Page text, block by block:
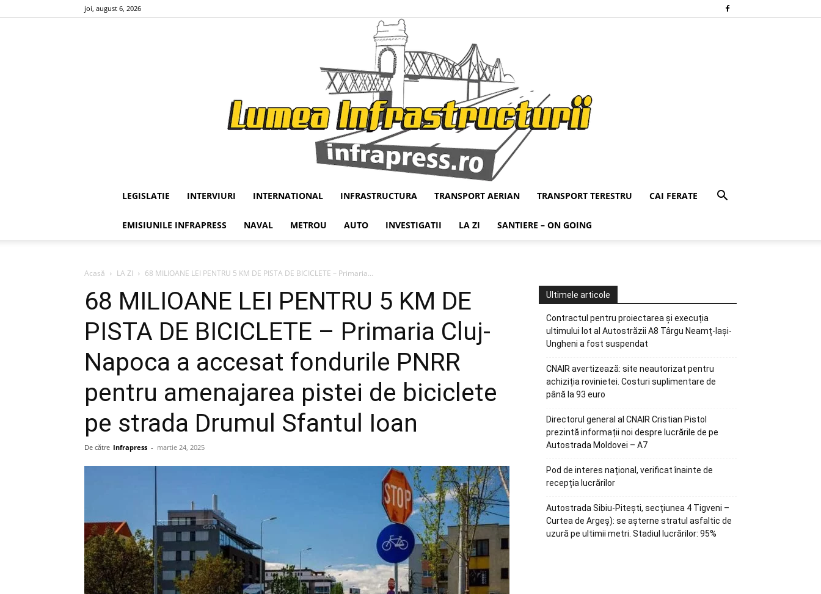
joi, august 6, 2026
Infrapress
LEGISLATIE INTERVIURI INTERNATIONAL INFRASTRUCTURA TRANSPORT AERIAN TRANSPORT TERESTRU CAI FERATE
EMISIUNILE INFRAPRESS NAVAL METROU AUTO INVESTIGATII LA ZI SANTIERE – ON GOING
Acasă LA ZI 68 MILIOANE LEI PENTRU 5 KM DE PISTA DE BICICLETE – Primaria...
68 MILIOANE LEI PENTRU 5 KM DE
PISTA DE BICICLETE – Primaria Cluj-
Napoca a accesat fondurile PNRR
pentru amenajarea pistei de biciclete
pe strada Drumul Sfantul Ioan
De către Infrapress - martie 24, 2025
Ultimele articole
Contractul pentru proiectarea și execuția
ultimului lot al Autostrăzii A8 Târgu Neamț-Iași-
Ungheni a fost suspendat
CNAIR avertizează: site neautorizat pentru
achiziția rovinietei. Costuri suplimentare de
până la 93 euro
Directorul general al CNAIR Cristian Pistol
prezintă informații noi despre lucrările de pe
Autostrada Moldovei – A7
Pod de interes național, verificat înainte de
recepția lucrărilor
Autostrada Sibiu-Pitești, secțiunea 4 Tigveni –
Curtea de Argeș): se așterne stratul asfaltic de
uzură pe ultimii metri. Stadiul lucrărilor: 95%